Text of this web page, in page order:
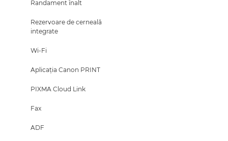
Randament înalt
Rezervoare de cerneală
integrate
Wi-Fi
Aplicaţia Canon PRINT
PIXMA Cloud Link
Fax
ADF